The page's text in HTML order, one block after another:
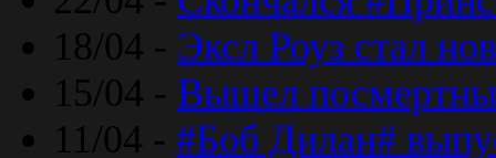
18/04 - Эксл Роуз стал
15/04 - Вышел
11/04 - #Боб Дилан#